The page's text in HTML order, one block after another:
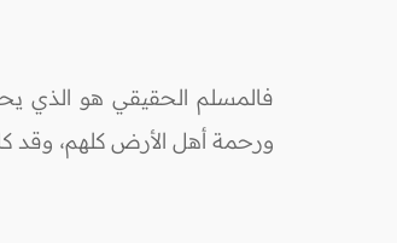
فالمسلم الحقيقي هو الذي
ورحمة أهل الأرض كلهم، وقد